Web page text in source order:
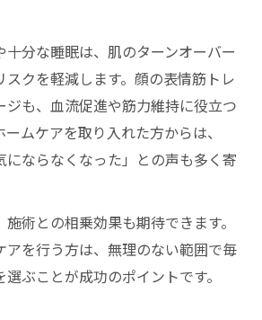
十分な睡眠は、肌のターンオーバー
スクを軽減します。顔の表情筋トレ
ジも、血流促進や筋力維持に役立つ
ムケアを取り入れた方からは、
にならなくなった」との声も多く寄
術との相乗効果も期待できます。
アを行う方は、無理のない範囲で毎
ぶことが成功のポイントです。